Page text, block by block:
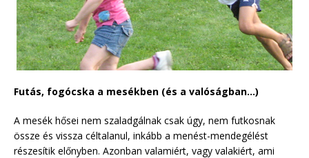
Futás, fogócska a mesékben (és a valóságban…)
A mesék hősei nem szaladgálnak csak úgy, nem futkosnak
össze és vissza céltalanul, inkább a menést-mendegélést
részesítik előnyben. Azonban valamiért, vagy valakiért, ami